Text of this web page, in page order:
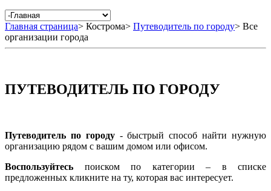
Главная страница> Кострома> Путеводитель по городу> Все
организации города
ПУТЕВОДИТЕЛЬ ПО ГОРОДУ
Путеводитель по городу- быстрый способ найти нужную
организацию рядом с вашим домом или офисом.
Воспользуйтесь поиском по категории – в списке
предложенных кликните на ту, которая вас интересует.